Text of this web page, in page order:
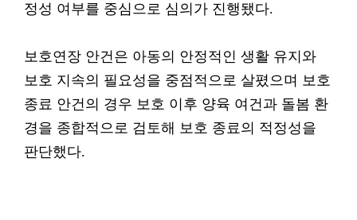
정성 여부를 중심으로 심의가 진행됐다.
보호연장 안건은 아동의 안정적인 생활 유지와
보호 지속의 필요성을 중점적으로 살폈으며 보호
종료 안건의 경우 보호 이후 양육 여건과 돌봄 환
경을 종합적으로 검토해 보호 종료의 적정성을
판단했다.